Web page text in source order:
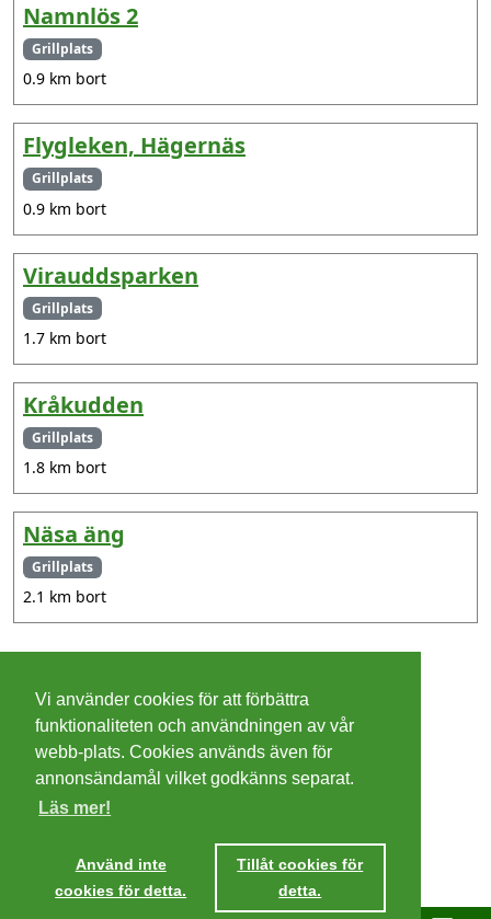
Namnlös 2
Grillplats
0.9 km bort
Flygleken, Hägernäs
Grillplats
0.9 km bort
Virauddsparken
Grillplats
1.7 km bort
Kråkudden
Grillplats
1.8 km bort
Näsa äng
Grillplats
2.1 km bort
Ta mig dit
Cookies
Integritetspolicy
Villkor
Vi använder cookies för att förbättra
funktionaliteten och användningen av vår
webb-plats. Cookies används även för
annonsändamål vilket godkänns separat.
Läs mer!
Använd inte
cookies för detta.
Tillåt cookies för
detta.